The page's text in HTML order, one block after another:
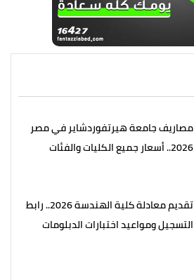
مصاريف جامعة هيرتفوردشاير في مصر
2026.. أسعار جميع الكليات والفئات
تقديم معادلة كلية الهندسة 2026.. رابط
التسجيل ومواعيد اختبارات الدبلومات